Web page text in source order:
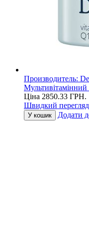
Производитель:
Ціна 2850.33 ГРН.
Швидкий перегляд
У кошик Додати